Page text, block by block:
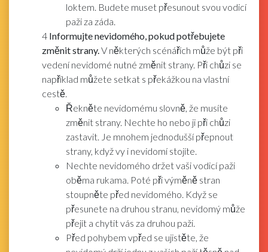
loktem. Budete muset přesunout svou vodicí
paži za záda.
4 Informujte nevidomého, pokud potřebujete
změnit strany.V některých scénářích může být při
vedení nevidomé nutné změnit strany. Při chůzi se
například můžete setkat s překážkou na vlastní
cestě.
Řekněte nevidomému slovně, že musíte
změnit strany. Nechte ho nebo ji při chůzi
zastavit. Je mnohem jednodušší přepnout
strany, když vy i nevidomí stojíte.
Nechte nevidomého držet vaši vodicí paži
oběma rukama. Poté při výměně stran
stoupněte před nevidomého. Když se
přesunete na druhou stranu, nevidomý může
přejít a chytit vás za druhou paži.
Před pohybem vpřed se ujistěte, že